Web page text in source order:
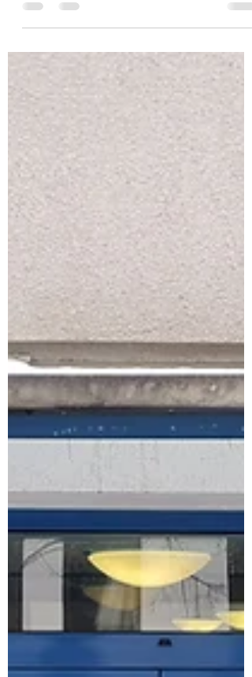
An Januar 2026 gibt es verschiedene
kennenzulernen: Mittwoch, der 21.01.26, 19
Uhr Informationsabend...